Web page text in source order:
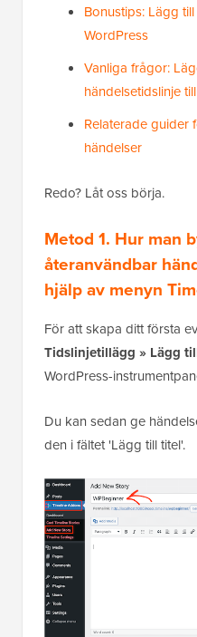
Bonustips: Lägg
WordPress
Vanliga frågor:
händelsetidslinje
Relaterade guider
händelser
Redo? Låt oss börja.
Metod 1. Hur man
återanvändbar
hjälp av menyn
För att skapa ditt första
Tidslinjetillägg » Lägg
WordPress-
Du kan sedan ge
den i fältet 'Lägg till titel'.